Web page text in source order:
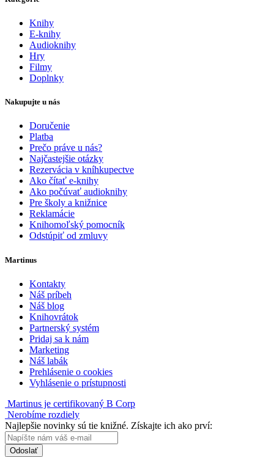
Knihy
E-knihy
Audioknihy
Hry
Filmy
Doplnky
Nakupujte u nás
Doručenie
Platba
Prečo práve u nás?
Najčastejšie otázky
Rezervácia v kníhkupectve
Ako čítať e-knihy
Ako počúvať audioknihy
Pre školy a knižnice
Reklamácie
Knihomoľský pomocník
Odstúpiť od zmluvy
Martinus
Kontakty
Náš príbeh
Náš blog
Knihovrátok
Partnerský systém
Pridaj sa k nám
Marketing
Náš labák
Prehlásenie o cookies
Vyhlásenie o prístupnosti
Martinus je certifikovaný B Corp
Nerobíme rozdiely
Najlepšie novinky sú tie knižné. Získajte ich ako prví:
Odoslať